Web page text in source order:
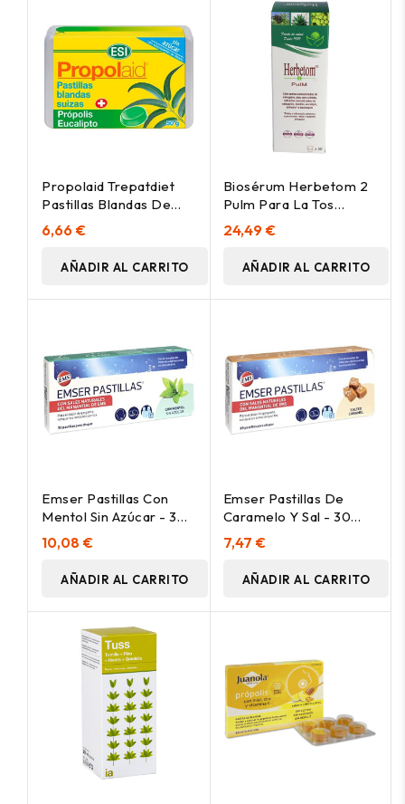
Propolaid Trepatdiet
Pastillas Blandas De
Eucalipto 50G
6,66 €
AÑADIR AL CARRITO
Biosérum Herbetom 2
Pulm Para La Tos
500Ml
24,49 €
AÑADIR AL CARRITO
Emser Pastillas Con
Mentol Sin Azúcar - 30
Unidades
10,08 €
AÑADIR AL CARRITO
Emser Pastillas De
Caramelo Y Sal - 30
Unidades
7,47 €
AÑADIR AL CARRITO